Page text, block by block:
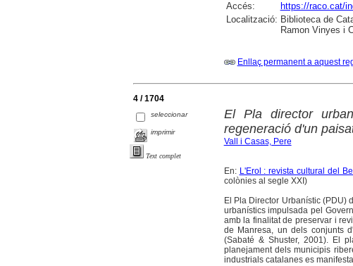
Accés:
https://raco.cat/
Localització: Biblioteca de
Ramon Vinyes i
Enllaç permanent a aquest
4 / 1704
seleccionar
imprimir
Text complet
El Pla director
regeneració d'un
Vall i Casas, Pere
En: L'Erol : revista cultural del
colònies al segle XXI)
El Pla Director Urbanístic (PDU)
urbanístics impulsada pel
amb la finalitat de preservar i
de Manresa, un dels conjunts
(Sabaté & Shuster, 2001). El
planejament dels municipis
industrials catalanes es